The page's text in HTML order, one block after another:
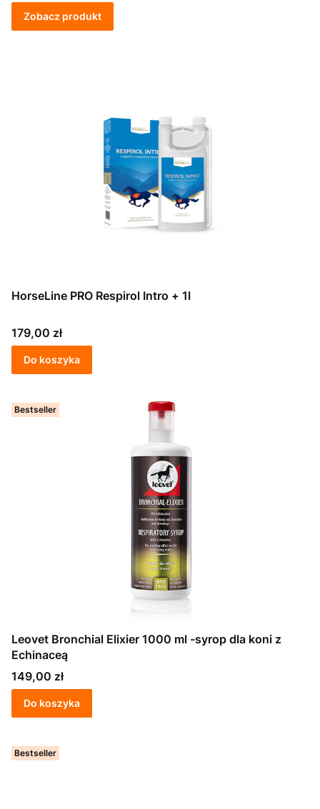
Zobacz produkt
HorseLine PRO Respirol Intro + 1l
Cena
179,00 zł
Do koszyka
Bestseller
Leovet Bronchial Elixier 1000 ml -syrop dla koni z
Echinaceą
Cena
149,00 zł
Do koszyka
Bestseller